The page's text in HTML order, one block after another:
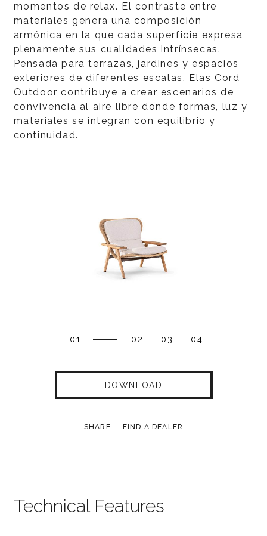
momentos de relax. El contraste entre
materiales genera una composición
armónica en la que cada superficie expresa
plenamente sus cualidades intrínsecas.
Pensada para terrazas, jardines y espacios
exteriores de diferentes escalas, Elas Cord
Outdoor contribuye a crear escenarios de
convivencia al aire libre donde formas, luz y
materiales se integran con equilibrio y
continuidad.
01 02 03 04
DOWNLOAD
SHARE FIND A DEALER
Technical Features